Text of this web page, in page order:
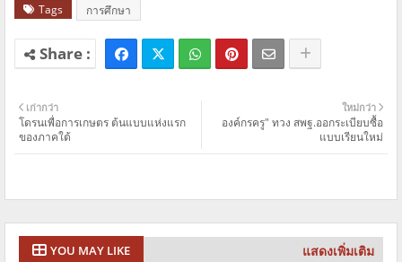
Tags การศึกษา
ใหม่กว่า
องค์กรครู" ทวง สพฐ.ออกระเบียบซื้อ
แบบเรียนใหม่
เก่ากว่า
โดรนเพื่อการเกษตร ต้นแบบแห่งแรก
ของภาคใต้
YOU MAY LIKE แสดงเพิ่มเติม